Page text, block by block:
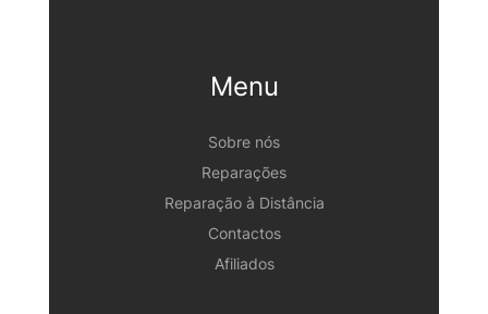
Menu
Sobre nós
Reparações
Reparação à Distância
Contactos
Afiliados